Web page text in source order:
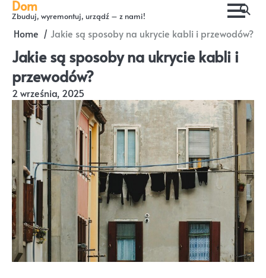
Skip
content
Dom
Zbuduj, wyremontuj, urządź – z nami!
Home Jakie są sposoby na ukrycie kabli i przewodów?
Jakie są sposoby na ukrycie kabli i
przewodów?
2 września, 2025